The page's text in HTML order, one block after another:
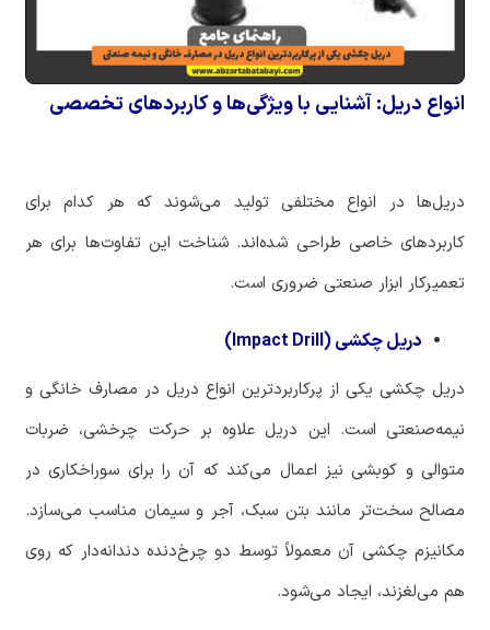
انواع دریل: آشنایی با ویژگی‌ها و کاربردهای تخصصی
دریل‌ها در انواع مختلفی تولید می‌شوند که هر کدام برای
کاربردهای خاصی طراحی شده‌اند. شناخت این تفاوت‌ها برای هر
تعمیرکار ابزار صنعتی ضروری است.
دریل چکشی (Impact Drill)
‏دریل چکشی یکی از پرکاربردترین انواع دریل در مصارف خانگی و
نیمه‌صنعتی است. این دریل علاوه بر حرکت چرخشی، ضربات
متوالی و کوبشی نیز اعمال می‌کند که آن را برای سوراخکاری در
مصالح سخت‌تر مانند بتن سبک، آجر و سیمان مناسب می‌سازد.
مکانیزم چکشی آن معمولاً توسط دو چرخ‌دنده دندانه‌دار که روی
هم می‌لغزند، ایجاد می‌شود.